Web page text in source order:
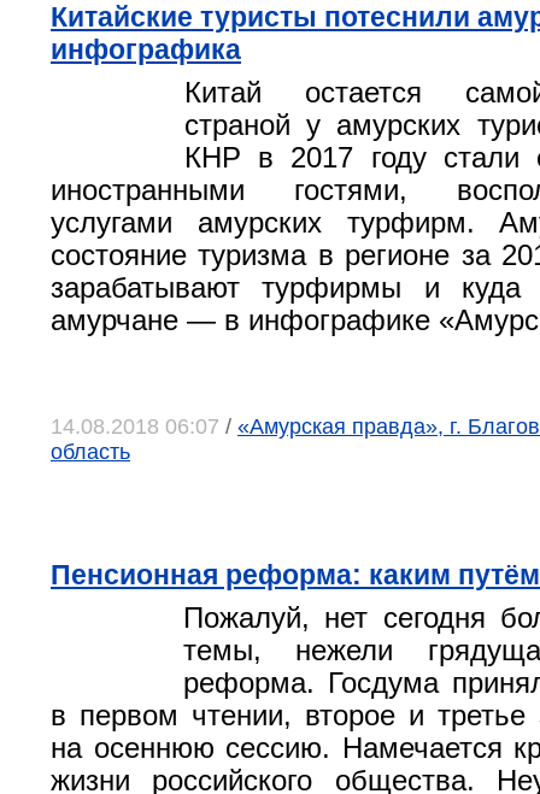
Китайские туристы потеснили
инфографика
Китай остается
страной у амурских
КНР в 2017 году стали
иностранными гостями,
услугами амурских турфирм.
состояние туризма в регионе за
зарабатывают турфирмы и куда
амурчане — в инфографике
14.08.2018 06:07 / «Амурская правда», г.
область
Пенсионная реформа: каким
Пожалуй, нет сегодня
темы, нежели
реформа. Госдума
в первом чтении, второе и третье
на осеннюю сессию. Намечается
жизни российского общества.